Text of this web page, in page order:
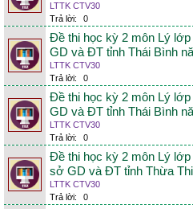
LTTK CTV30
Trả lời:
0
Đề thi học kỳ 2 môn Lý
GD và ĐT tỉnh Thái Bình
LTTK CTV30
Trả lời:
0
Đề thi học kỳ 2 môn Lý
GD và ĐT tỉnh Thái Bình
LTTK CTV30
Trả lời:
0
Đề thi học kỳ 2 môn Lý
sở GD và ĐT tỉnh Thừa
LTTK CTV30
Trả lời:
0